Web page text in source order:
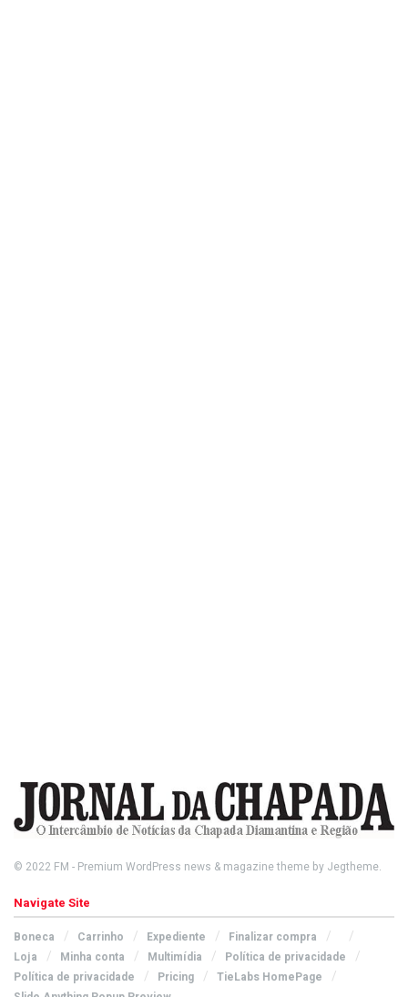
© 2022 FM - Premium WordPress news & magazine theme by Jegtheme.
Navigate Site
Boneca Carrinho Expediente
Finalizar compra
Loja
Minha conta Multimídia
Política de privacidade
Política de privacidade
Pricing
TieLabs HomePage